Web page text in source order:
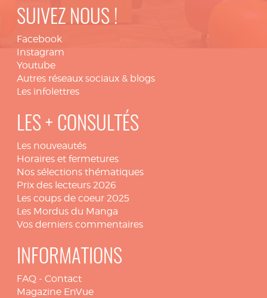
SUIVEZ NOUS !
Facebook
Instagram
Youtube
Autres réseaux sociaux & blogs
Les infolettres
LES + CONSULTÉS
Les nouveautés
Horaires et fermetures
Nos sélections thématiques
Prix des lecteurs 2026
Les coups de coeur 2025
Les Mordus du Manga
Vos derniers commentaires
INFORMATIONS
FAQ - Contact
Magazine EnVue